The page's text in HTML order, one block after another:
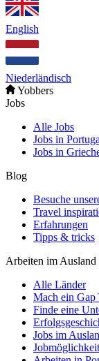
English
Niederländisch
Yobbers
Jobs
Alle Jobs
Jobs in
Jobs in
Blog
Besuche
Travel
Erfahrungen
Tipps & tricks
Arbeiten im Ausland
Alle Länder
Mach ein Gap
Finde eine
Jobs im